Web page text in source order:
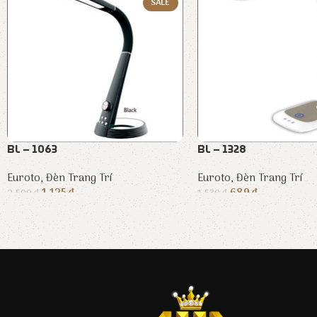
BL – 1063
Euroto,Đèn Trang Trí
2.500 ₫ 1.125₫
BL – 1328
Euroto, Đèn Trang Trí
1.530 ₫ 689₫